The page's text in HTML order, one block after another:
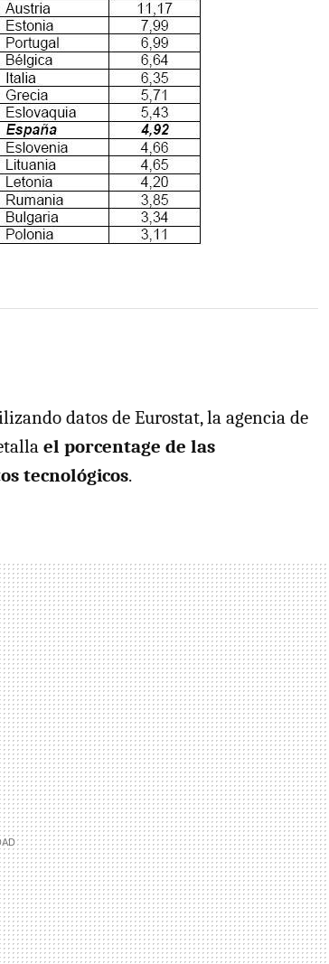
datos de Eurostat, la agencia de
el porcentage de las
tecnológicos.